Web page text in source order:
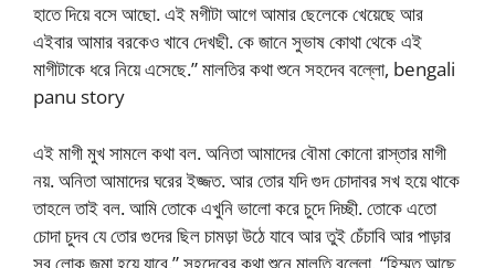
হাতে দিয়ে বসে আছো. এই মগীটা আগে আমার ছেলেকে খেয়েছে আর
এইবার আমার বরকেও খাবে দেখছী. কে জানে সুভাষ কোথা থেকে এই
মাগীটাকে ধরে নিয়ে এসেছে.” মালতির কথা শুনে সহদেব বল্লো, bengali
panu story
এই মাগী মুখ সামলে কথা বল. অনিতা আমাদের বৌমা কোনো রাস্তার মাগী
নয়. অনিতা আমাদের ঘরের ইজ্জত. আর তোর যদি গুদ চোদাবর সখ হয়ে থাকে
তাহলে তাই বল. আমি তোকে এখুনি ভালো করে চুদে দিচ্ছী. তোকে এতো
চোদা চুদব যে তোর গুদের ছিল চামড়া উঠে যাবে আর তুই চেঁচাবি আর পাড়ার
সব লোক জমা হয়ে যাবে.” সহদেবের কথা শুনে মালতি বল্লো, “হিম্মত আছে